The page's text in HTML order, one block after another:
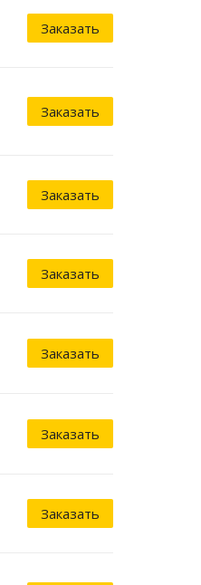
Заказать
Заказать
Заказать
Заказать
Заказать
Заказать
Заказать